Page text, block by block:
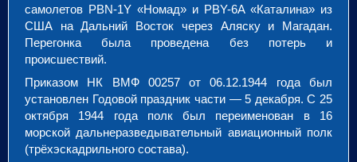
самолетов PBN-1Y «Номад» и PBY-6A «Каталина» из
США на Дальний Восток через Аляску и Магадан.
Перегонка была проведена без потерь и
происшествий.
Приказом НК ВМФ 00257 от 06.12.1944 года был
установлен Годовой праздник части — 5 декабря. С 25
октября 1944 года полк был переименован в 16
морской дальнеразведывательный авиационный полк
(трёхэскадрильного состава).